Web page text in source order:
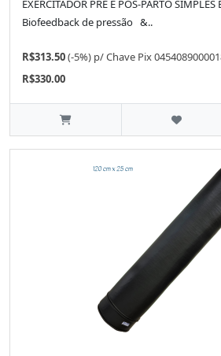
EXERCITADOR PRÉ E PÓS-PARTO
Biofeedback de pressão &..
R$313.50(-5%) p/Chave Pix
R$330.00